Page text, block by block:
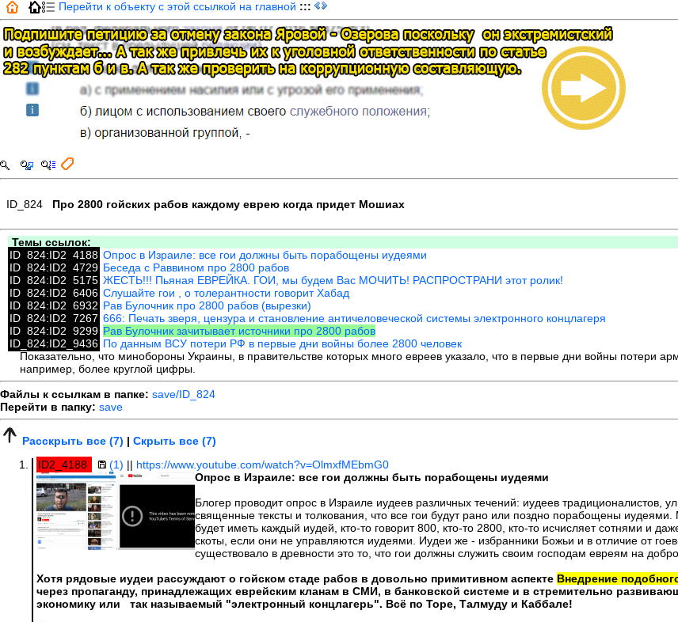
Перейти к объекту с этой ссылкой на главной :::
ID_824 Про 2800 гойских рабов каждому еврею когда придет Мошиах
Темы ссылок:
ID_824:ID2_4188 Опрос в Израиле: все гои должны быть порабощены иудеями
ID_824:ID2_4729 Беседа с Раввином про 2800 рабов
ID_824:ID2_5175 ЖЕСТЬ!!! Пьяная ЕВРЕЙКА. ГОИ, мы будем Вас МОЧИТЬ! РАСПРОСТРАНИ этот ролик!
ID_824:ID2_6406 Слушайте гои , о толерантности говорит Хабад
ID_824:ID2_6932 Рав Булочник про 2800 рабов (вырезки)
ID_824:ID2_7267 666: Печать зверя, цензура и становление античеловеческой системы электронного концлагеря
ID_824:ID2_9299 Рав Булочник зачитывает источники про 2800 рабов
ID_824:ID2_9436 По данным ВСУ потери РФ в первые дни войны более 2800 человек
Показательно, что минобороны Украины, в правительстве которых много евреев указало, что в первые дни войны потери
например, более круглой цифры.
Файлы к ссылкам в папке: save/ID_824
Перейти в папку: save
Расскрыть все (7) | Скрыть все (7)
ID2_4188
(1) || https://www.youtube.com/watch?v=OlmxfMEbmG0
Опрос в Израиле: все гои должны быть порабощены иудеями
Блогер проводит опрос в Израиле иудеев различных течений: иудеев традиционалистов,
священные тексты и толкования, что все гои будут рано или поздно порабощены иудеями.
будет иметь каждый иудей, кто-то говорит 800, кто-то 2800, кто-то исчисляет сотнями и
скоты, если они не управляются иудеями. Иудеи же - избранники Божьи и в отличие от
существовало в древности это то, что гои должны служить своим господам евреям на
Хотя рядовые иудеи рассуждают о гойском стаде рабов в довольно примитивном аспекте Внедрение
через пропаганду, принадлежащих еврейским кланам в СМИ, в банковской системе и в стремительно
экономику или так называемый "электронный концлагерь". Всё по Торе, Талмуду и Каббале!